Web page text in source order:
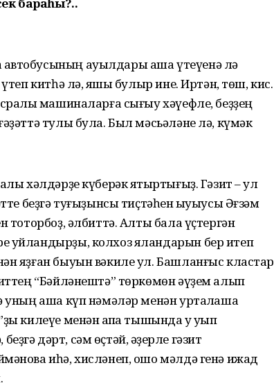
ауылдары аша үтеүенә лә
китһә лә, яҡшы булыр ине. Иртән, төш, кис.
машиналарға сығыу хәүефле, беҙҙең
тулы була. Был мәсьәләне лә, күмәк
хәлдәрҙе күберәк яҡтыртығыҙ. Гәзит – ул
беҙгә туғыҙынсы тиҫтәһен ҡыуыусы Әғзәм
тоторбоҙ, әлбиттә. Алты бала үҫтергән
уйландырҙы, колхоз яландарын бер итеп
яҙған быуын вәкиле ул. Башланғыс кластар
“Бәйләнештә” төркөмөн әүҙем алып
уның аша күп нәмәләр менән уртаҡлаша
килеүе менән ҡапҡа тышында уҡ уҡып
дәрт, сәм өҫтәй, ҡәҙерле гәзит
иһә, хисләнеп, ошо мәлдә генә ижад